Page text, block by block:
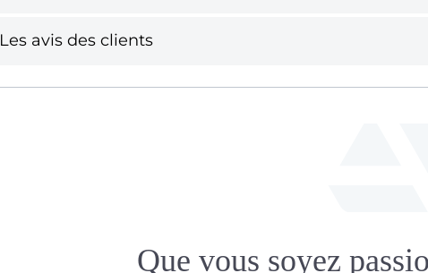
Les avis des clients
Que vous soyez